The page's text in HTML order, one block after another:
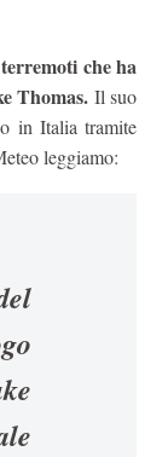
che ha
Thomas. Il suo
in Italia tramite
leggiamo: